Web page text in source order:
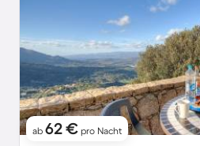
ab 62 € pro Nacht